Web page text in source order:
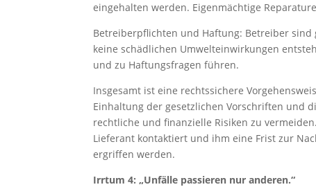
eingehalten werden. Eigenmächtige
Betreiberpflichten und Haftung: Betreiber sind
keine schädlichen Umwelteinwirkungen
und zu Haftungsfragen führen.
Insgesamt ist eine rechtssichere
Einhaltung der gesetzlichen Vorschriften und
rechtliche und finanzielle Risiken zu
Lieferant kontaktiert und ihm eine Frist zur
ergriffen werden.
Irrtum 4: „Unfälle passieren nur anderen.“